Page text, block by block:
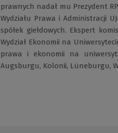
prawnych nadał mu Prezydent
Wydziału Prawa i Administracji
spółek giełdowych. Ekspert
Wydział Ekonomii na
prawa i ekonomii na
Augsburgu, Kolonii, Lüneburgu,